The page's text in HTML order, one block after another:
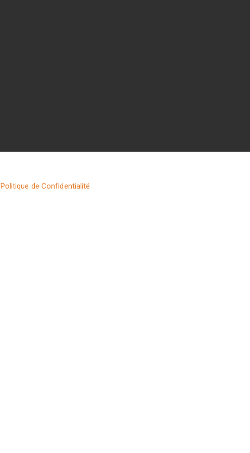
Politique de Confidentialité